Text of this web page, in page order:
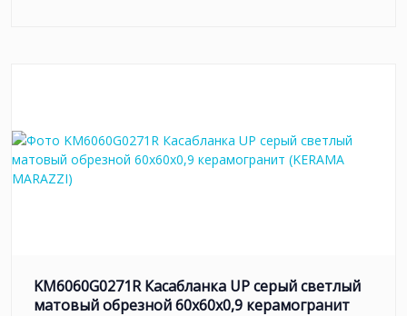
KM6060G0271R Касабланка UP серый светлый
матовый обрезной 60x60x0,9 керамогранит